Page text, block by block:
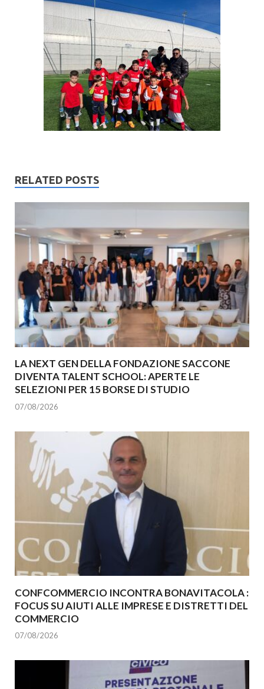
RELATED POSTS
LA NEXT GEN DELLA FONDAZIONE SACCONE
DIVENTA TALENT SCHOOL: APERTE LE
SELEZIONI PER 15 BORSE DI STUDIO
07/08/2026
CONFCOMMERCIO INCONTRA BONAVITACOLA :
FOCUS SU AIUTI ALLE IMPRESE E DISTRETTI DEL
COMMERCIO
07/08/2026